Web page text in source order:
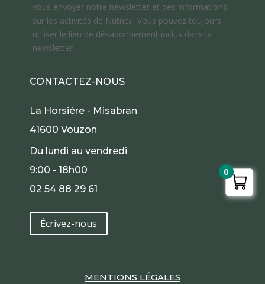
vous envoyer notre newsletter et des informations
sur les activités de Nutrica. Vous pouvez toujours
utiliser le lien de désabonnement inclus dans la
newsletter.
CONTACTEZ-NOUS
La Horsière - Misabran
41600 Vouzon
Du lundi au vendredi
9:00 - 18h00
02 54 88 29 61
Écrivez-nous
MENTIONS LÉGALES
0